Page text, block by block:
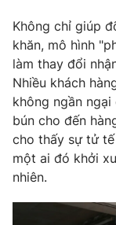
Hitech Công
Sản phẩm
Thị trường
Tư vấn
Giao lưu trực
Lịch phát sóng
Chuyên mục khác
Emagazine
Không chỉ giúp
khăn, mô hình
làm thay đổi
Nhiều khách
không ngần
bún cho đến
cho thấy sự tử tế
một ai đó khởi
nhiên.